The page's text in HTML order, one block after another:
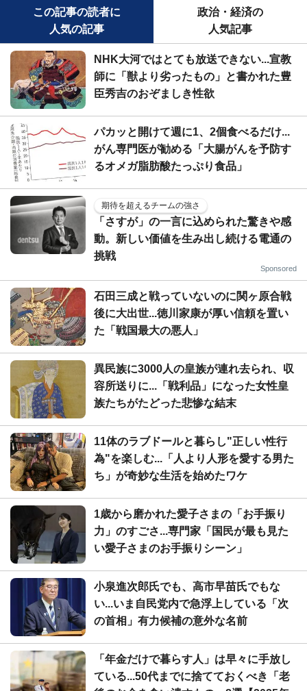
この記事の読者に
人気の記事
政治・経済の
人気記事
NHK大河ではとても放送できない...宣教
師に「獣より劣ったもの」と書かれた豊
臣秀吉のおぞましき性欲
パカッと開けて週に1、2個食べるだけ...
がん専門医が勧める「大腸がんを予防す
るオメガ脂肪酸たっぷり食品」
期待を超えるチームの強さ
「さすが」の一言に込められた驚きや感
動。新しい価値を生み出し続ける電通の
挑戦
Sponsored
石田三成と戦っていないのに関ヶ原合戦
後に大出世...徳川家康が厚い信頼を置い
た「戦国最大の悪人」
異民族に3000人の皇族が連れ去られ、収
容所送りに...「戦利品」になった女性皇
族たちがたどった悲惨な結末
11体のラブドールと暮らし"正しい性行
為"を楽しむ...「人より人形を愛する男た
ち」が奇妙な生活を始めたワケ
1歳から磨かれた愛子さまの「お手振り
力」のすごさ...専門家「国民が最も見た
い愛子さまのお手振りシーン」
小泉進次郎氏でも、高市早苗氏でもな
い...いま自民党内で急浮上している「次
の首相」有力候補の意外な名前
「年金だけで暮らす人」は早々に手放し
ている...50代までに捨てておくべき「老